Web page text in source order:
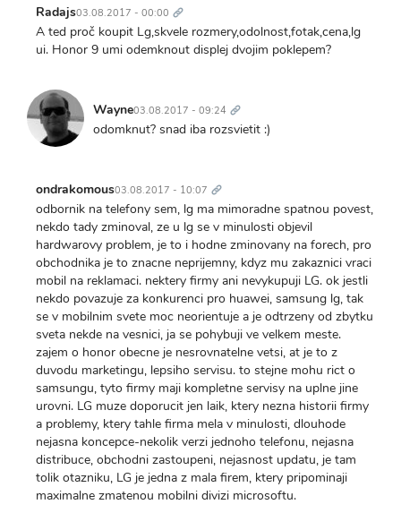
Radajs03.08.2017 - 00:00 odkaz
A ted proč koupit Lg,skvele rozmery,odolnost,fotak,cena,lg
ui. Honor 9 umi odemknout displej dvojim poklepem?
Wayne03.08.2017 - 09:24 odkaz
odomknut? snad iba rozsvietit :)
ondrakomous03.08.2017 - 10:07 odkaz
odbornik na telefony sem, lg ma mimoradne spatnou povest,
nekdo tady zminoval, ze u lg se v minulosti objevil
hardwarovy problem, je to i hodne zminovany na forech, pro
obchodnika je to znacne neprijemny, kdyz mu zakaznici vraci
mobil na reklamaci. nektery firmy ani nevykupuji LG. ok jestli
nekdo povazuje za konkurenci pro huawei, samsung lg, tak
se v mobilnim svete moc neorientuje a je odtrzeny od zbytku
sveta nekde na vesnici, ja se pohybuji ve velkem meste.
zajem o honor obecne je nesrovnatelne vetsi, at je to z
duvodu marketingu, lepsiho servisu. to stejne mohu rict o
samsungu, tyto firmy maji kompletne servisy na uplne jine
urovni. LG muze doporucit jen laik, ktery nezna historii firmy
a problemy, ktery tahle firma mela v minulosti, dlouhode
nejasna koncepce-nekolik verzi jednoho telefonu, nejasna
distribuce, obchodni zastoupeni, nejasnost updatu, je tam
tolik otazniku, LG je jedna z mala firem, ktery pripominaji
maximalne zmatenou mobilni divizi microsoftu.